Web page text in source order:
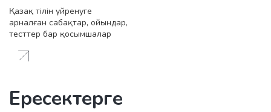
Қазақ тілін үйренуге
арналған сабақтар, ойындар,
тесттер бар қосымшалар
Ересектерге